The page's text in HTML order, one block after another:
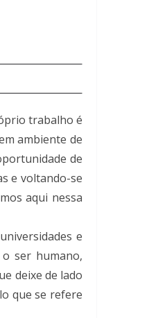
trabalho é
ambiente de
de
e voltando-se
aqui nessa
e
ser humano,
deixe de lado
que se refere